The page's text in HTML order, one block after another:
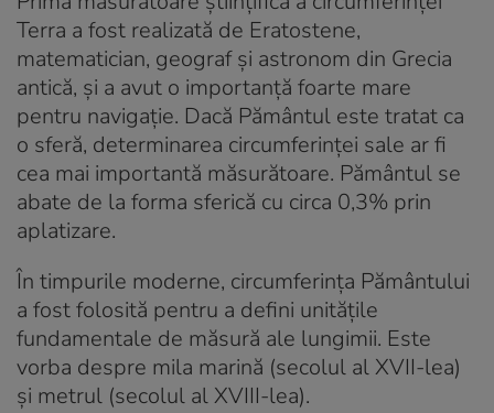
Terra a fost realizată de Eratostene,
matematician, geograf și astronom din Grecia
antică, și a avut o importanță foarte mare
pentru navigație. Dacă Pământul este tratat ca
o sferă, determinarea circumferinței sale ar fi
cea mai importantă măsurătoare. Pământul se
abate de la forma sferică cu circa 0,3% prin
aplatizare.
În timpurile moderne, circumferința Pământului
a fost folosită pentru a defini unitățile
fundamentale de măsură ale lungimii. Este
vorba despre mila marină (secolul al XVII-lea)
și metrul (secolul al XVIII-lea).